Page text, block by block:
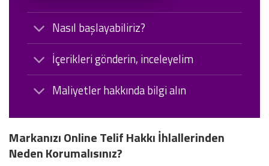
Nasıl başlayabiliriz?
İçerikleri gönderin, inceleyelim
Maliyetler hakkında bilgi alın
Markanızı Online Telif Hakkı İhlallerinden
Neden Korumalısınız?